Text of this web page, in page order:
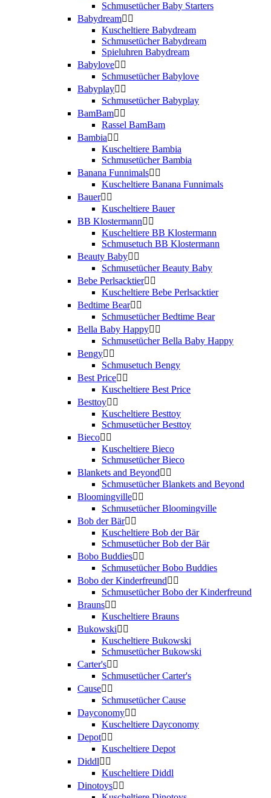
Schmusetücher Baby Starters
Babydream 
Kuscheltiere Babydream
Schmusetücher Babydream
Spieluhren Babydream
Babylove 
Schmusetücher Babylove
Babyplay 
Schmusetücher Babyplay
BamBam 
Rassel BamBam
Bambia 
Kuscheltiere Bambia
Schmusetücher Bambia
Banana Funnimals 
Kuscheltiere Banana Funnimals
Bauer 
Kuscheltiere Bauer
BB Klostermann 
Kuscheltiere BB Klostermann
Schmusetuch BB Klostermann
Beauty Baby 
Schmusetücher Beauty Baby
Bebe Perlsacktier 
Kuscheltiere Bebe Perlsacktier
Bedtime Bear 
Schmusetücher Bedtime Bear
Bella Baby Happy 
Schmusetücher Bella Baby Happy
Bengy 
Schmusetuch Bengy
Best Price 
Kuscheltiere Best Price
Besttoy 
Kuscheltiere Besttoy
Schmusetücher Besttoy
Bieco 
Kuscheltiere Bieco
Schmusetücher Bieco
Blankets and Beyond 
Schmusetücher Blankets and Beyond
Bloomingville 
Schmusetücher Bloomingville
Bob der Bär 
Kuscheltiere Bob der Bär
Schmusetücher Bob der Bär
Bobo Buddies 
Schmusetücher Bobo Buddies
Bobo der Kinderfreund 
Schmusetücher Bobo der Kinderfreund
Brauns 
Kuscheltiere Brauns
Bukowski 
Kuscheltiere Bukowski
Schmusetücher Bukowski
Carter's 
Schmusetücher Carter's
Cause 
Schmusetücher Cause
Dayconomy 
Kuscheltiere Dayconomy
Depot 
Kuscheltiere Depot
Diddl 
Kuscheltiere Diddl
Dinotoys 